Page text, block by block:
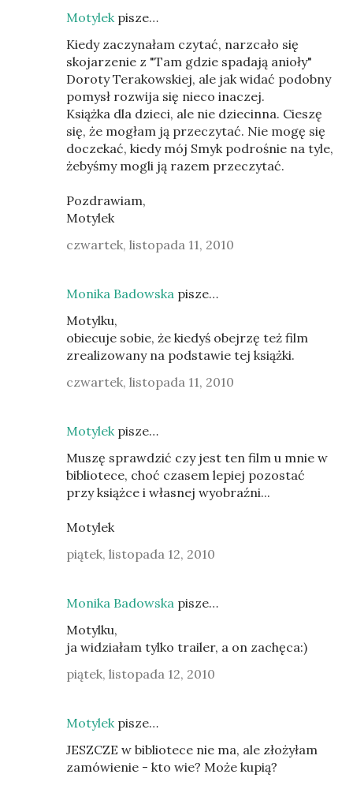
Motylekpisze…
Kiedy zaczynałam czytać, narzcało się
skojarzenie z "Tam gdzie spadają anioły"
Doroty Terakowskiej, ale jak widać podobny
pomysł rozwija się nieco inaczej.
Książka dla dzieci, ale nie dziecinna. Cieszę
się, że mogłam ją przeczytać. Nie mogę się
doczekać, kiedy mój Smyk podrośnie na tyle,
żebyśmy mogli ją razem przeczytać.
Pozdrawiam,
Motylek
czwartek, listopada 11, 2010
Monika Badowska pisze…
Motylku,
obiecuje sobie, że kiedyś obejrzę też film
zrealizowany na podstawie tej książki.
czwartek, listopada 11, 2010
Motylekpisze…
Muszę sprawdzić czy jest ten film u mnie w
bibliotece, choć czasem lepiej pozostać
przy książce i własnej wyobraźni...
Motylek
piątek, listopada 12, 2010
Monika Badowska pisze…
Motylku,
ja widziałam tylko trailer, a on zachęca:)
piątek, listopada 12, 2010
Motylekpisze…
JESZCZE w bibliotece nie ma, ale złożyłam
zamówienie - kto wie? Może kupią?